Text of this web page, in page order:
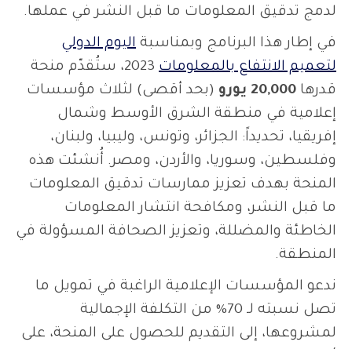
لدمج تدقيق المعلومات ما قبل النشر في عملها.
في إطار هذا البرنامج وبمناسبة اليوم الدولي
لتعميم الانتفاع بالمعلومات
2023، ستُقدّم منحة
قدرها 20,000 يورو
(بحد أقصى) لثلاث مؤسسات
إعلامية في منطقة الشرق الأوسط وشمال
إفريقيا، تحديداً: الجزائر، وتونس، وليبيا، ولبنان،
وفلسطين، وسوريا، والأردن، ومصر. أُنشئت هذه
المنحة بهدف تعزيز ممارسات تدقيق المعلومات
ما قبل النشر، ومكافحة انتشار المعلومات
الخاطئة والمضللة، وتعزيز الصحافة المسؤولة في
المنطقة.
ندعو المؤسسات الإعلامية الراغبة في تمويل ما
تصل نسبته لـ 70% من التكلفة الإجمالية
لمشروعها، إلى التقديم للحصول على المنحة، على